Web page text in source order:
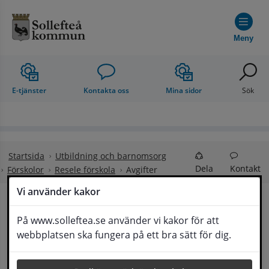
Vi använder kakor
På www.solleftea.se använder vi kakor för att
webbplatsen ska fungera på ett bra sätt för dig.
Meny
E-tjänster Kontakta oss Mina sidor Sök
Startsida
Utbildning och barnomsorg
Förskolor
Resele förskola Avgifter Dela Kontakt
Avgifter
Vilken avgift du ska betala för din barnomsorg